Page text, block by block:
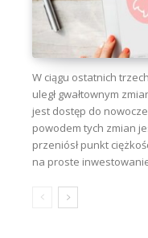
W ciągu ostatnich
uległ gwałtownym
jest dostęp do
powodem tych zmian
przeniósł punkt
na proste